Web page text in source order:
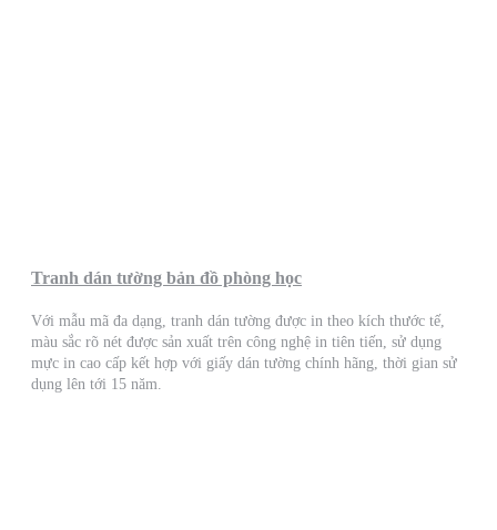
Tranh dán tường bản đồ phòng học
Với mẫu mã đa dạng, tranh dán tường được in theo kích thước tế,
màu sắc rõ nét được sản xuất trên công nghệ in tiên tiến, sử dụng
mực in cao cấp kết hợp với giấy dán tường chính hãng, thời gian sử
dụng lên tới 15 năm.